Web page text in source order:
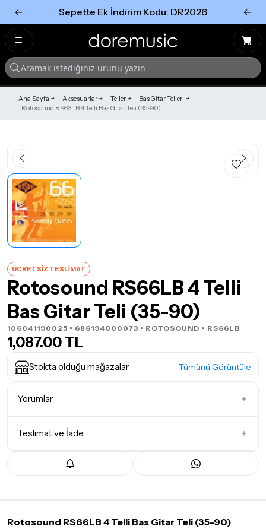
← Sepette Ek İndirim Kodu: DR2026 ←
Ana Sayfa Aksesuarlar Teller
Bas Gitar Telleri
Rotosound RS66LB 4 Telli Bas Gitar Teli (35-90)
ÜCRETSİZ TESLİMAT
Rotosound RS66LB 4 Telli
Bas Gitar Teli (35-90)
106041190025 • 686194000073 • ROTOSOUND • RS66LB
1,087.00 TL
Stokta olduğu mağazalar Tümünü Görüntüle
Yorumlar
Teslimat ve İade
Teslimat Koşulları
tatil günlerinde teslimat yapılamamaktadır.
Rotosound RS66LB 4 Telli Bas Gitar Teli (35-90)
Tümünü Gör
Tümünü gör